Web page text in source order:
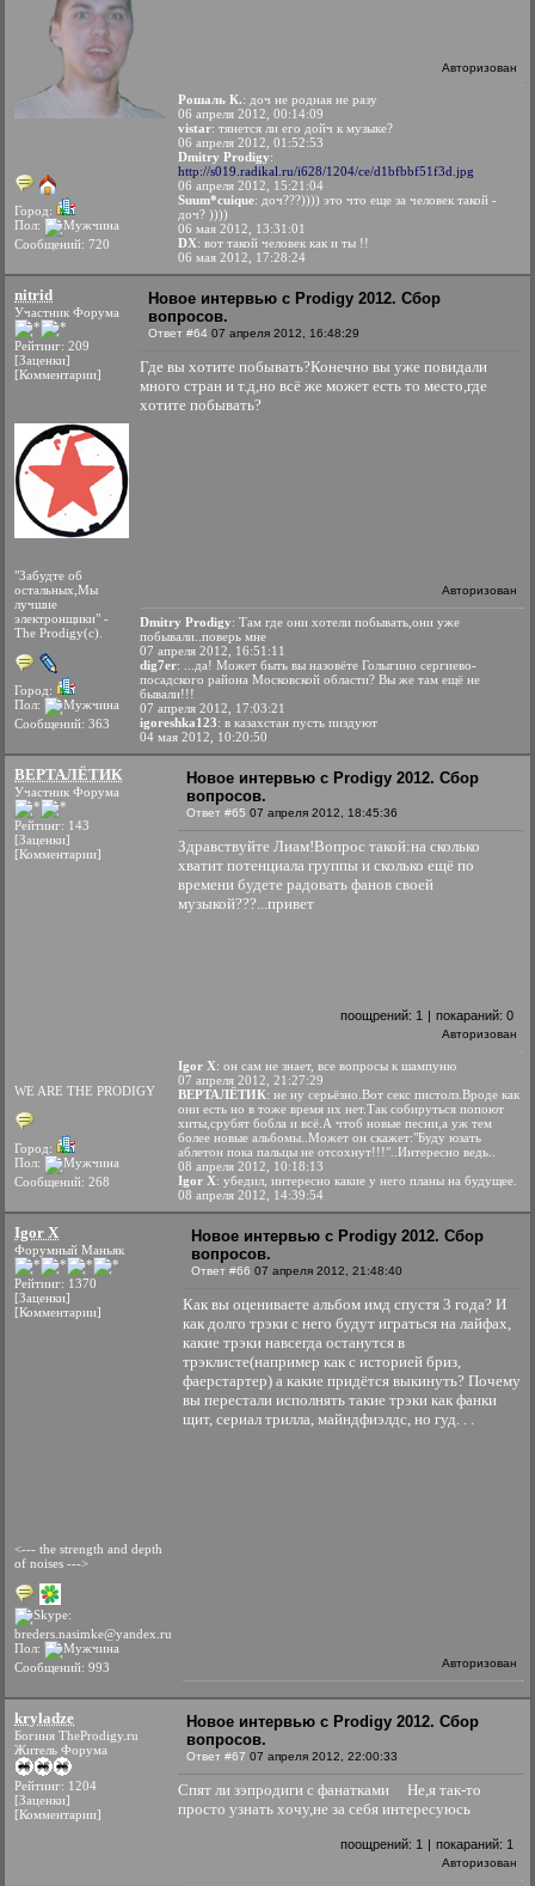
Город:
Пол:
Сообщений: 720
Авторизован
Рошаль К.: доч не родная не разу
06 апреля 2012, 00:14:09
vistar: тянется ли его дойч к музыке?
06 апреля 2012, 01:52:53
Dmitry Prodigy:
http://s019.radikal.ru/i628/1204/ce/d1bfbbf51f3d.jpg
06 апреля 2012, 15:21:04
Suum*cuique: доч???)))) это что еще за человек такой -
доч? ))))
06 мая 2012, 13:31:01
DX: вот такой человек как и ты !!
06 мая 2012, 17:28:24
nitrid
Участник Форума
Рейтинг: 209
[Заценки]
[Комментарии]
"Забудте об
остальных,Мы
лучшие
электронщики" -
The Prodigy(c).
Город:
Пол:
Сообщений: 363
Новое интервью с Prodigy 2012. Сбор
вопросов.
Ответ #64 07 апреля 2012, 16:48:29
Где вы хотите побывать?Конечно вы уже повидали
много стран и т.д,но всё же может есть то место,где
хотите побывать?
Авторизован
Dmitry Prodigy: Там где они хотели побывать,они уже
побывали..поверь мне
07 апреля 2012, 16:51:11
dig7er: ...да! Может быть вы назовёте Голыгино сергиево-
посадского района Московской области? Вы же там ещё не
бывали!!!
07 апреля 2012, 17:03:21
igoreshka123: в казахстан пусть пиздуют
04 мая 2012, 10:20:50
ВЕРТАЛЁТИК
Участник Форума
Рейтинг: 143
[Заценки]
[Комментарии]
WE ARE THE PRODIGY
Город:
Пол:
Сообщений: 268
Новое интервью с Prodigy 2012. Сбор
вопросов.
Ответ #65 07 апреля 2012, 18:45:36
Здравствуйте Лиам!Вопрос такой:на сколько
хватит потенциала группы и сколько ещё по
времени будете радовать фанов своей
музыкой???...привет
поощрений: 1 | покараний: 0
Авторизован
Igor X: он сам не знает, все вопросы к шампуню
07 апреля 2012, 21:27:29
ВЕРТАЛЁТИК: не ну серьёзно.Вот секс пистолз.Вроде как
они есть но в тоже время их нет.Так собируться попоют
хиты,срубят бобла и всё.А чтоб новые песни,а уж тем
более новые альбомы..Может он скажет:"Буду юзать
аблетон пока пальцы не отсохнут!!!"..Интересно ведь..
08 апреля 2012, 10:18:13
Igor X: убедил, интересно какие у него планы на будущее.
08 апреля 2012, 14:39:54
Igor X
Форумный Маньяк
Рейтинг: 1370
[Заценки]
[Комментарии]
<--- the strength and depth
of noises --->
Пол:
Сообщений: 993
Новое интервью с Prodigy 2012. Сбор
вопросов.
Ответ #66 07 апреля 2012, 21:48:40
Как вы оцениваете альбом имд спустя 3 года? И
как долго трэки с него будут играться на лайфах,
какие трэки навсегда останутся в
трэклисте(например как с историей бриз,
фаерстартер) а какие придётся выкинуть? Почему
вы перестали исполнять такие трэки как фанки
щит, сериал трилла, майндфиэлдс, но гуд. . .
Авторизован
kryladze
Богиня TheProdigy.ru
Житель Форума
Рейтинг: 1204
[Заценки]
[Комментарии]
Новое интервью с Prodigy 2012. Сбор
вопросов.
Ответ #67 07 апреля 2012, 22:00:33
Спят ли зэпродиги с фанатками
Не,я так-то
просто узнать хочу,не за себя интересуюсь
поощрений: 1 | покараний: 1
Авторизован